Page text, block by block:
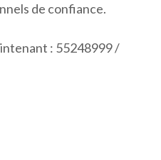
de confiance.
: 55248999 /